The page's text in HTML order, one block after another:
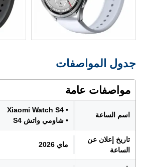
جدول المواصفات
مواصفات عامة
اسم الساعة
• Xiaomi Watch S4
• شاومي واتش S4
تاريخ إعلان عن
الساعة
ماي 2026